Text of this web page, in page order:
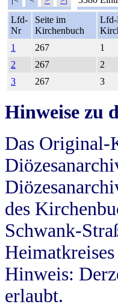
Lfd-
Nr
Seite im
Kirchenbuch
1
267 1
2
267 2
3
267 3
Hinweise zu
Das Original-
des
Schwank-
Hinweis:
erlaubt.